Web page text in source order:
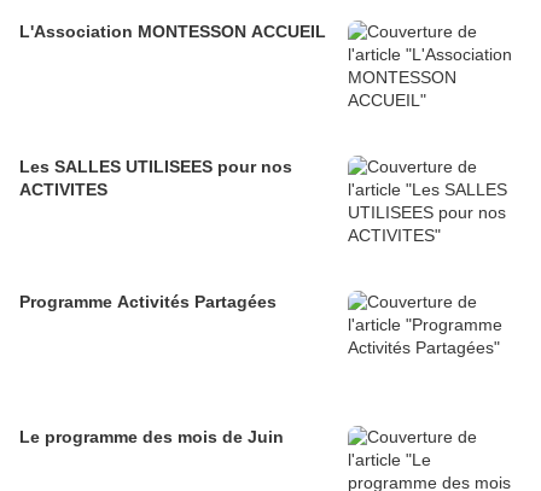
L'Association MONTESSON ACCUEIL
Les SALLES UTILISEES pour nos
ACTIVITES
Programme Activités Partagées
Le programme des mois de Juin